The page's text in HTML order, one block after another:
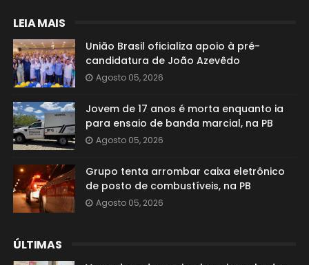
LEIA MAIS
União Brasil oficializa apoio à pré-
candidatura de João Azevêdo
Agosto 05, 2026
Jovem de 17 anos é morta enquanto ia
para ensaio de banda marcial, na PB
Agosto 05, 2026
Grupo tenta arrombar caixa eletrônico
de posto de combustíveis, na PB
Agosto 05, 2026
ÚLTIMAS